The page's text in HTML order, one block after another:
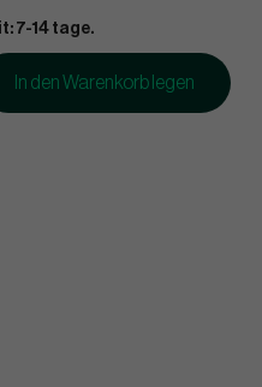
7-14 tage.
In den Warenkorb legen